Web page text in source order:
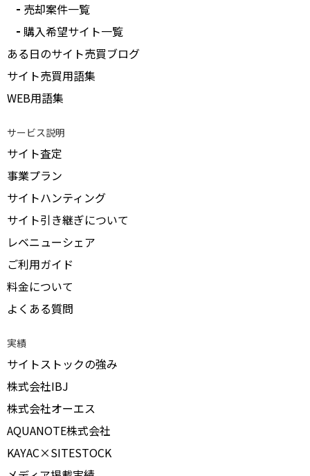
売却案件一覧
購入希望サイト一覧
ある日のサイト売買ブログ
サイト売買用語集
WEB用語集
サービス説明
サイト査定
事業プラン
サイトハンティング
サイト引き継ぎについて
レベニューシェア
ご利用ガイド
料金について
よくある質問
実績
サイトストックの強み
株式会社IBJ
株式会社オーエス
AQUANOTE株式会社
KAYAC×SITESTOCK